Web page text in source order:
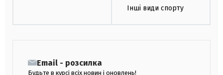
Інші види спорту
Email - розсилка
Будьте в курсі всіх новин і оновлень!